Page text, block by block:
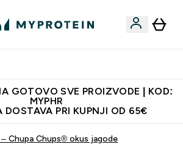
GOTOVO SVE PROIZVODE | KOD:
MYPHR
DOSTAVA PRI KUPNJI OD 65€
Chupa Chups® okus jagode